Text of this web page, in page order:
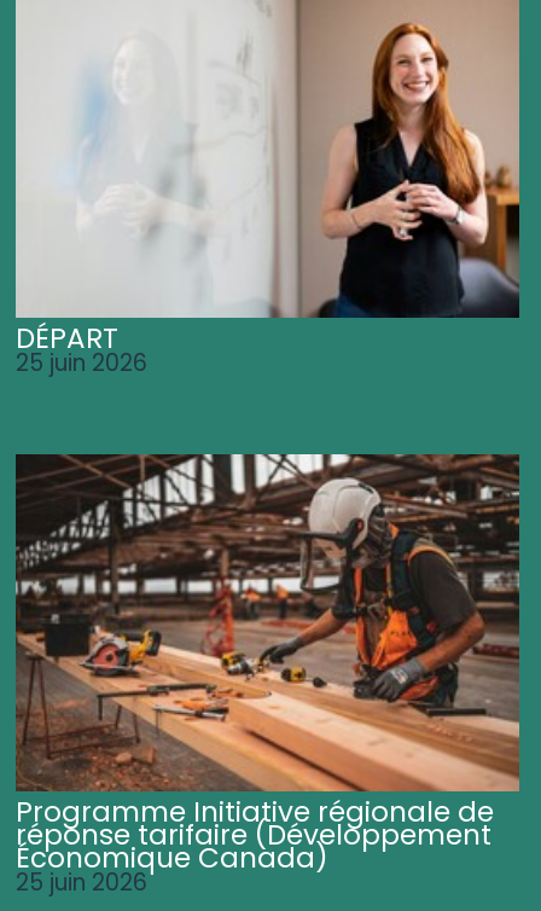
DÉPART
25 juin 2026
Programme Initiative régionale de
réponse tarifaire (Développement
Économique Canada)
25 juin 2026